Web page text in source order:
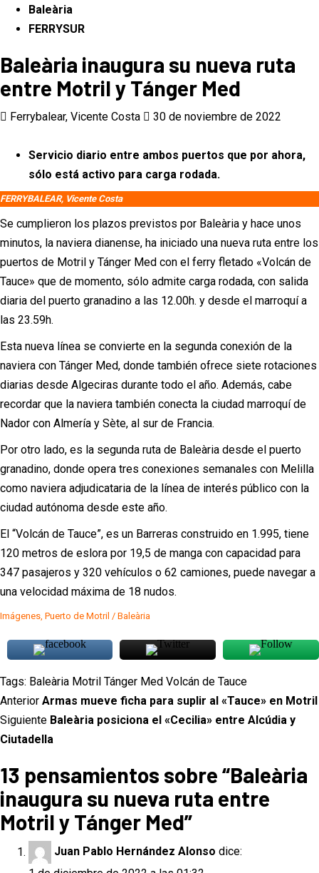
Baleària
FERRYSUR
Baleària inaugura su nueva ruta
entre Motril y Tánger Med
Ferrybalear, Vicente Costa 30 de noviembre de 2022
Servicio diario entre ambos puertos que por ahora,
sólo está activo para carga rodada.
FERRYBALEAR, Vicente Costa
Se cumplieron los plazos previstos por Baleària y hace unos
minutos, la naviera dianense, ha iniciado una nueva ruta entre los
puertos de Motril y Tánger Med con el ferry fletado «Volcán de
Tauce» que de momento, sólo admite carga rodada, con salida
diaria del puerto granadino a las 12.00h. y desde el marroquí a
las 23.59h.
Esta nueva línea se convierte en la segunda conexión de la
naviera con Tánger Med, donde también ofrece siete rotaciones
diarias desde Algeciras durante todo el año. Además, cabe
recordar que la naviera también conecta la ciudad marroquí de
Nador con Almería y Sète, al sur de Francia.
Por otro lado, es la segunda ruta de Baleària desde el puerto
granadino, donde opera tres conexiones semanales con Melilla
como naviera adjudicataria de la línea de interés público con la
ciudad autónoma desde este año.
El “Volcán de Tauce”, es un Barreras construido en 1.995, tiene
120 metros de eslora por 19,5 de manga con capacidad para
347 pasajeros y 320 vehículos o 62 camiones, puede navegar a
una velocidad máxima de 18 nudos.
Imágenes, Puerto de Motril / Baleària
Tags: Baleària Motril Tánger Med Volcán de Tauce
Navegación
de
entradas
Anterior Armas mueve ficha para suplir al «Tauce» en Motril
Siguiente Baleària posiciona el «Cecilia» entre Alcúdia y
Ciutadella
13 pensamientos sobre “Baleària
inaugura su nueva ruta entre
Motril y Tánger Med”
Juan Pablo Hernández Alonso dice: